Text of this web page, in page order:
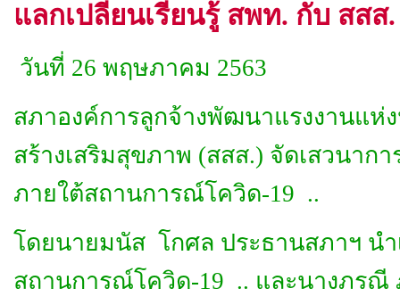
แลกเปลี่ยนเรียนรู้ สพท. กับ สสส.
วันที่ 26 พฤษภาคม 2563
สภาองค์การลูกจ้างพัฒนาแรงงานแห่
สร้างเสริมสุขภาพ (สสส.) จัดเสวนาก
ภายใต้สถานการณ์โควิด-19 ..
โดยนายมนัส โกศล ประธานสภาฯ น
สถานการณ์โควิด-19 .. และนางภรณี